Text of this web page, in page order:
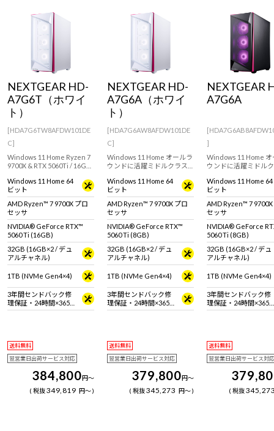
NEXTGEAR HD-
A7G6T（ホワイ
ト）
[HDA7G6TW8AFDW101DE
C]
Windows 11 Home Ryzen 7
9700X & RTX 5060Ti / 16GB
ングデスクトップPC。
『Minecraft: Java &
Bedrock Edition for PC』付
属。※モニタ・マウス・キ
ーボードは別売りです。
Windows 11 Home 64
ビット
AMD Ryzen™ 7 9700X プロ
セッサ
NVIDIA® GeForce RTX™
5060 Ti (16GB)
32GB (16GB×2 / デュ
アルチャネル)
1TB (NVMe Gen4×4)
3年間センドバック修
理保証・24時間×365
日電話サポート
送料無料
翌営業日出荷サービス対応
384,800円～
税抜349,819 円～
NEXTGEAR HD-
A7G6A（ホワイ
ト）
[HDA7G6AW8AFDW101DE
C]
Windows 11 Home オールラ
ウンドに活躍ミドルクラス
GeForce RTX 5060 Ti (8GB)
& Ryzen 7 9700X 搭載。 ※モ
ニタ・マウス・キーボード
は別売りです。
Windows 11 Home 64
ビット
AMD Ryzen™ 7 9700X プロ
セッサ
NVIDIA® GeForce RTX™
5060 Ti (8GB)
32GB (16GB×2 / デュ
アルチャネル)
1TB (NVMe Gen4×4)
3年間センドバック修
理保証・24時間×365
日電話サポート
送料無料
翌営業日出荷サービス対応
379,800円～
税抜345,273 円～
NEXTGEAR
A7G6A
]
Windows 11 Home オ
ウンドに活躍ミドル
GeForce RTX 5060
& Ryzen 7 9700X 搭
ニタ・マウス・キー
は別売りです。
Windows 11 Home 64
ビット
AMD Ryzen™ 7 9700X
セッサ
NVIDIA® GeForce
5060 Ti (8GB)
32GB (16GB×2 / デュ
アルチャネル)
1TB (NVMe Gen4×4)
3年間センドバック修
理保証・24時間×365
日電話サポート
送料無料
翌営業日出荷サービス対応
税抜